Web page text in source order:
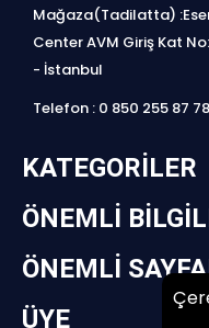
Mağaza(Tadilatta)
Center AVM Giriş Kat
- İstanbul
Telefon : 0 850 255 87 78
KATEGORILER
ÖNEMLI
ÖNEMLI
ÜYE